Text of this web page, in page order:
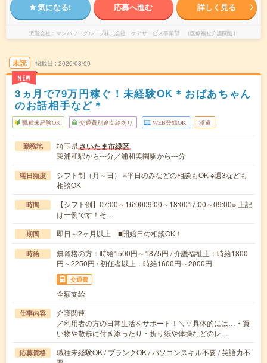
気になる! 応募へ進む 詳しく見る
派遣会社 マンパワーグループ株式会社 ケアサービス事業部 （医療福祉介護関連）
未読
NEW
掲載日 2026/08/09
3ヵ月で79万円稼ぐ！未経験OK＊おばあちゃん
のお話相手など＊
職種未経験OK 交通費別途支給あり WEB登録OK 派遣
勤務地 埼玉県さいたま市緑区
東浦和駅から---分／浦和美園駅から---分
曜日頻度
シフト制（月～日） ※平日のみなどの相談もOK ※週3なども
相談OK
時間
【シフト例】07:00～16:0009:00～18:0017:00～09:00※ 上記
は一例です！そ…
期間 即日～2ヶ月以上 ■開始日の相談OK！
時給
無資格の方：時給1500円～1875円 / 介護福祉士：時給1800
円～2250円 / 初任者以上：時給1600円～2000円
交通費
全額支給
仕事内容
介護関連
／利用者の方の日常生活をサポート！＼▽具体的には…・買
い物や散歩に付き添ったり・折り紙や体操などのレ…
応募資格
職種未経験OK / ブランクOK / パソコンスキル不要 / 英語力不